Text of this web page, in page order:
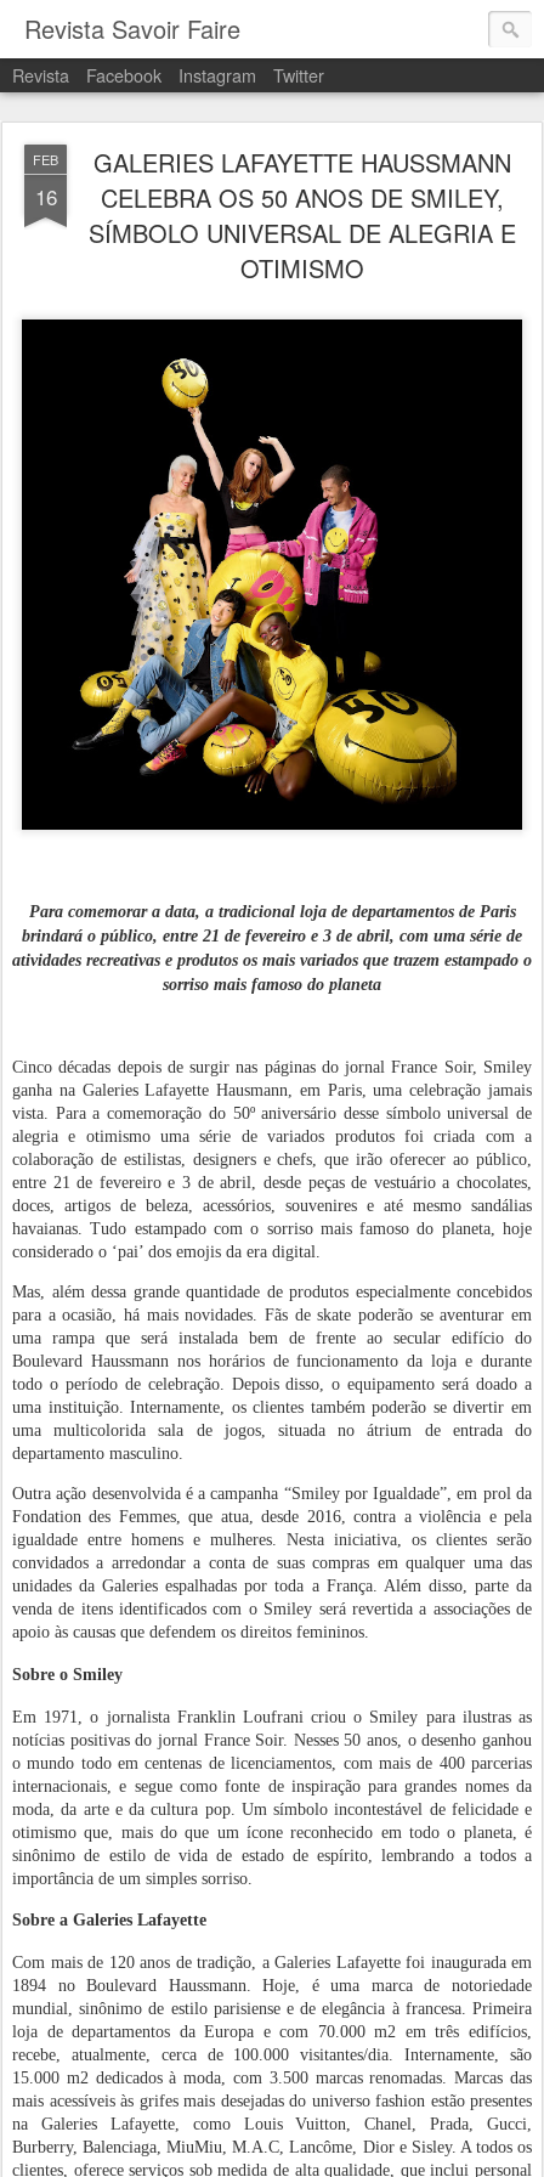
Revista Savoir Faire
Revista Facebook Instagram Twitter
FEB
16
GALERIES LAFAYETTE HAUSSMANN
CELEBRA OS 50 ANOS DE SMILEY,
SÍMBOLO UNIVERSAL DE ALEGRIA E
OTIMISMO
Para comemorar a data, a tradicional loja de departamentos de Paris
brindará o público, entre 21 de fevereiro e 3 de abril, com uma série de
atividades recreativas e produtos os mais variados que trazem estampado o
sorriso mais famoso do planeta
Cinco décadas depois de surgir nas páginas do jornal France Soir, Smiley
ganha na Galeries Lafayette Hausmann, em Paris, uma celebração jamais
vista. Para a comemoração do 50º aniversário desse símbolo universal de
alegria e otimismo uma série de variados produtos foi criada com a
colaboração de estilistas, designers e chefs, que irão oferecer ao público,
entre 21 de fevereiro e 3 de abril, desde peças de vestuário a chocolates,
doces, artigos de beleza, acessórios, souvenires e até mesmo sandálias
havaianas. Tudo estampado com o sorriso mais famoso do planeta, hoje
considerado o ‘pai’ dos emojis da era digital.
Mas, além dessa grande quantidade de produtos especialmente concebidos
para a ocasião, há mais novidades. Fãs de skate poderão se aventurar em
uma rampa que será instalada bem de frente ao secular edifício do
Boulevard Haussmann nos horários de funcionamento da loja e durante
todo o período de celebração. Depois disso, o equipamento será doado a
uma instituição. Internamente, os clientes também poderão se divertir em
uma multicolorida sala de jogos, situada no átrium de entrada do
departamento masculino.
Outra ação desenvolvida é a campanha “Smiley por Igualdade”, em prol da
Fondation des Femmes, que atua, desde 2016, contra a violência e pela
igualdade entre homens e mulheres. Nesta iniciativa, os clientes serão
convidados a arredondar a conta de suas compras em qualquer uma das
unidades da Galeries espalhadas por toda a França. Além disso, parte da
venda de itens identificados com o Smiley será revertida a associações de
apoio às causas que defendem os direitos femininos.
Sobre o Smiley
Em 1971, o jornalista Franklin Loufrani criou o Smiley para ilustras as
notícias positivas do jornal France Soir. Nesses 50 anos, o desenho ganhou
o mundo todo em centenas de licenciamentos, com mais de 400 parcerias
internacionais, e segue como fonte de inspiração para grandes nomes da
moda, da arte e da cultura pop. Um símbolo incontestável de felicidade e
otimismo que, mais do que um ícone reconhecido em todo o planeta, é
sinônimo de estilo de vida de estado de espírito, lembrando a todos a
importância de um simples sorriso.
Sobre a Galeries Lafayette
Com mais de 120 anos de tradição, a Galeries Lafayette foi inaugurada em
1894 no Boulevard Haussmann. Hoje, é uma marca de notoriedade
mundial, sinônimo de estilo parisiense e de elegância à francesa. Primeira
loja de departamentos da Europa e com 70.000 m2 em três edifícios,
recebe, atualmente, cerca de 100.000 visitantes/dia. Internamente, são
15.000 m2 dedicados à moda, com 3.500 marcas renomadas. Marcas das
mais acessíveis às grifes mais desejadas do universo fashion estão presentes
na Galeries Lafayette, como Louis Vuitton, Chanel, Prada, Gucci,
Burberry, Balenciaga, MiuMiu, M.A.C, Lancôme, Dior e Sisley. A todos os
clientes, oferece serviços sob medida de alta qualidade, que inclui personal